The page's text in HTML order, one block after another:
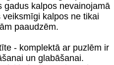
gadus kalpos nevainojamā
kalpos ne tikai
paaudzēm.
- komplektā ar puzlēm ir
un glabāšanai.